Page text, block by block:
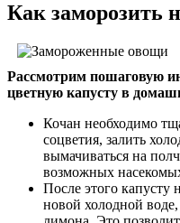
Как заморозить
Рассмотрим пошаговую
цветную капусту в
Кочан необходимо
соцветия, залить
вымачиваться на
возможных
После этого капусту
новой холодной